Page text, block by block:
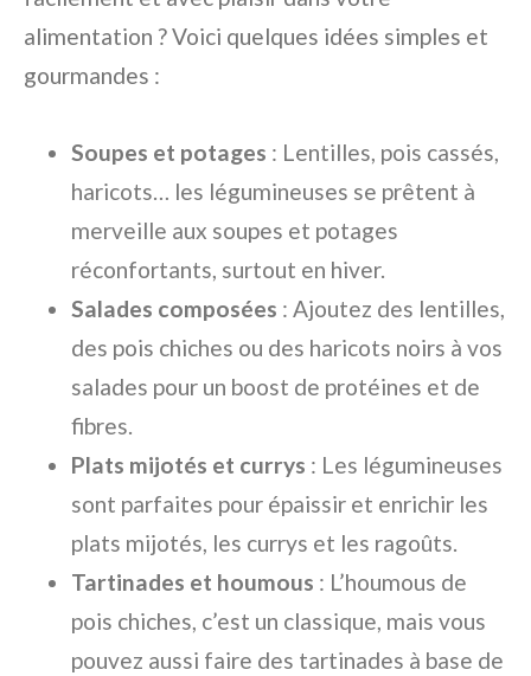
alimentation ? Voici quelques idées simples et
gourmandes :
Soupes et potages : Lentilles, pois cassés,
haricots… les légumineuses se prêtent à
merveille aux soupes et potages
réconfortants, surtout en hiver.
Salades composées : Ajoutez des lentilles,
des pois chiches ou des haricots noirs à vos
salades pour un boost de protéines et de
fibres.
Plats mijotés et currys : Les légumineuses
sont parfaites pour épaissir et enrichir les
plats mijotés, les currys et les ragoûts.
Tartinades et houmous : L’houmous de
pois chiches, c’est un classique, mais vous
pouvez aussi faire des tartinades à base de